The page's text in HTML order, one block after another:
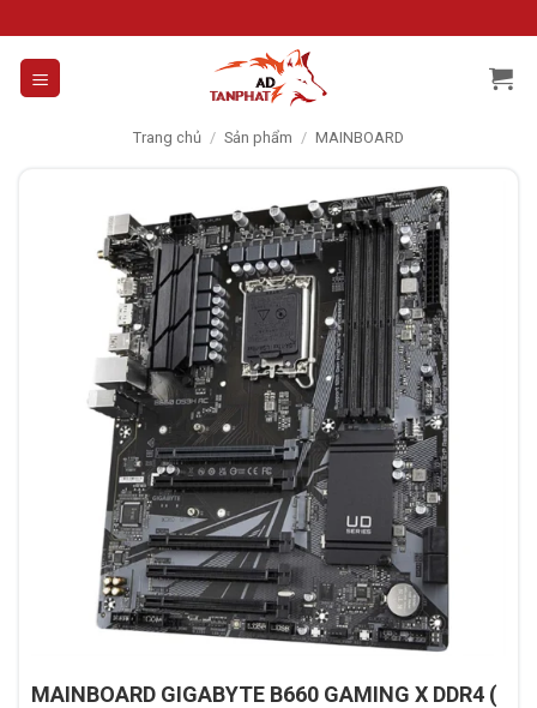
to
content
Trang chủ / Sản phẩm / MAINBOARD
MAINBOARD GIGABYTE B660 GAMING X DDR4 (